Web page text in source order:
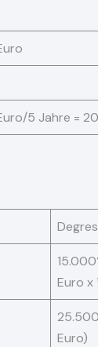
5 Jahre =
Euro x
Euro)